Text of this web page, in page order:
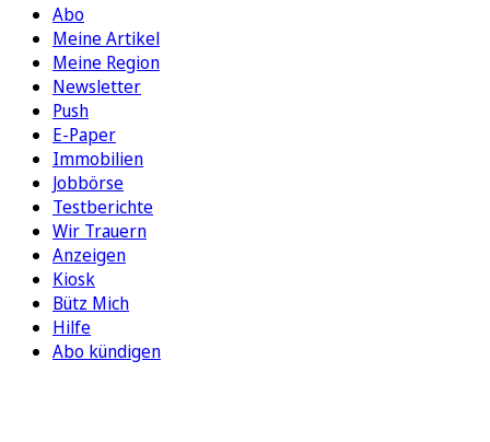
Abo
Meine Artikel
Meine Region
Newsletter
Push
E-Paper
Immobilien
Jobbörse
Testberichte
Wir Trauern
Anzeigen
Kiosk
Bütz Mich
Hilfe
Abo kündigen